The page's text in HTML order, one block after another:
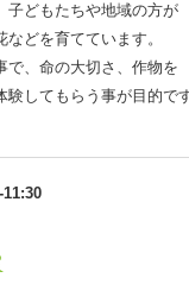
子どもたちや地域の方が
どを育てています。
で、命の大切さ、作物を
してもらう事が目的です